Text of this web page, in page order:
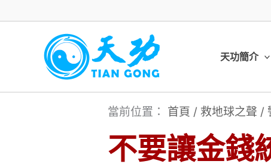
內
天功簡介
當前位置： 首頁 / 救地球之聲 /
不要讓金錢